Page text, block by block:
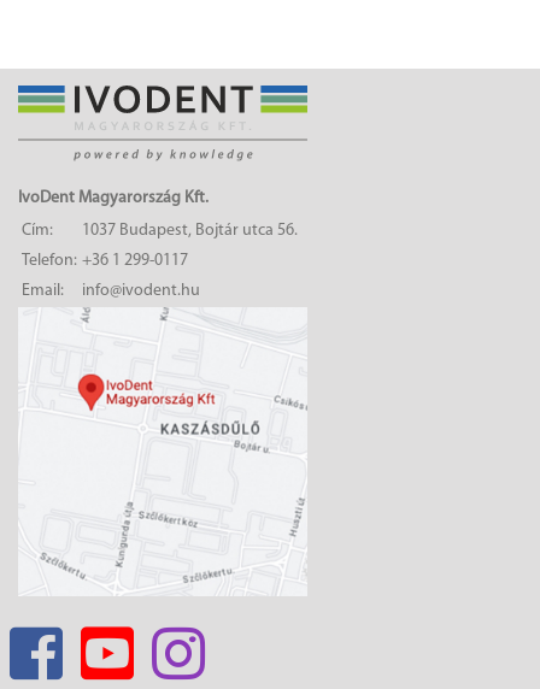
IvoDent Magyarország Kft.
Cím:
1037 Budapest, Bojtár utca 56.
Telefon: +36 1 299-0117
Email:
info@ivodent.hu